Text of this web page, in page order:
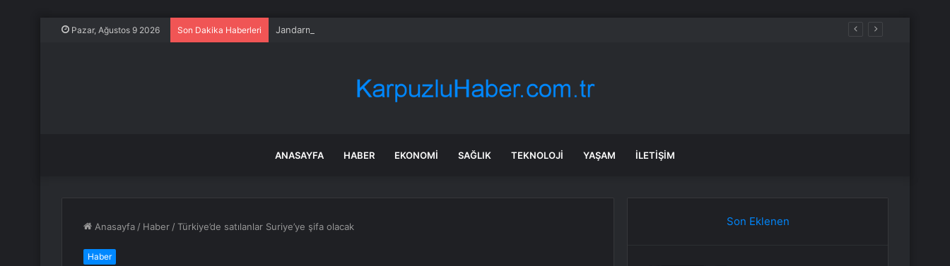
Pazar, Ağustos 9 2026 Son Dakika Haberleri Jandarma kıyafeti giyip 13 kilogram altın çaldılar! Film gibi soygun cezaevinde bitti
ANASAYFA HABER EKONOMI SAĞLIK TEKNOLOJI YAŞAM İLETIŞIM
Anasayfa / Haber /Türkiye’de satılanlar Suriye’ye şifa olacak
Haber
Son Eklenen